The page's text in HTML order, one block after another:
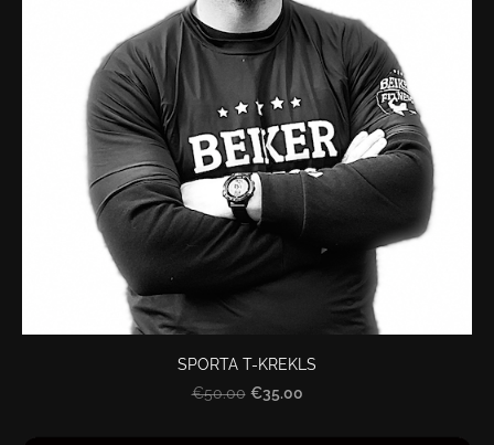
SPORTA T-KREKLS
€50.00 €35.00